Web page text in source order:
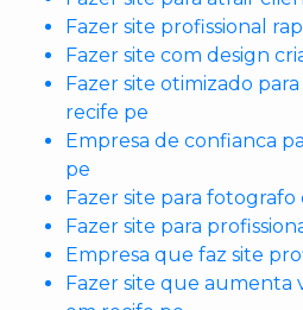
Fazer site profissional
Fazer site com design
Fazer site otimizado
recife pe
Empresa de confianca
pe
Fazer site para fotografo
Fazer site para
Empresa que faz site
Fazer site que aumenta